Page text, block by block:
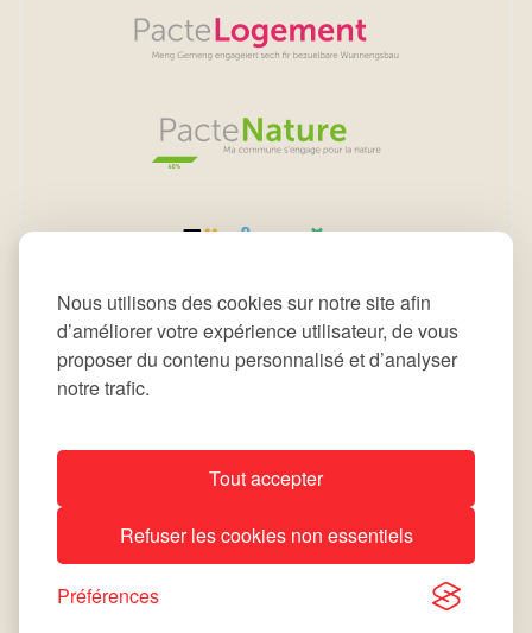
Nous utilisons des cookies sur notre site afin
d’améliorer votre expérience utilisateur, de vous
proposer du contenu personnalisé et d’analyser
notre trafic.
Tout accepter
Refuser les cookies non essentiels
Préférences
All rights reserved © 2026 Commune de Leudelange